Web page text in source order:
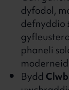
dyfodol,
defnyddio
phaneli
Bydd